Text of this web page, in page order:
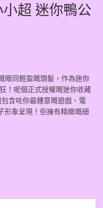
超 迷你鴨公
眼同輕盈嘅頭髮，作為迷你
！呢個正式授權嘅迷你收藏
含咗你最鍾意嘅遊戲、電
形象呈現！佢擁有精緻嘅細